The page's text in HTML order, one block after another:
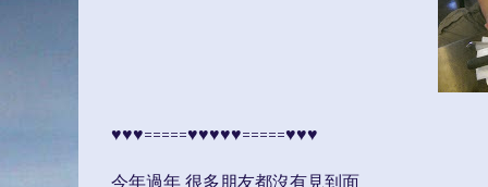
♥♥♥=====♥♥♥♥♥=====♥♥♥
今年過年 很多朋友都沒有見到面